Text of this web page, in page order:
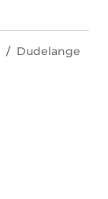
Dudelange